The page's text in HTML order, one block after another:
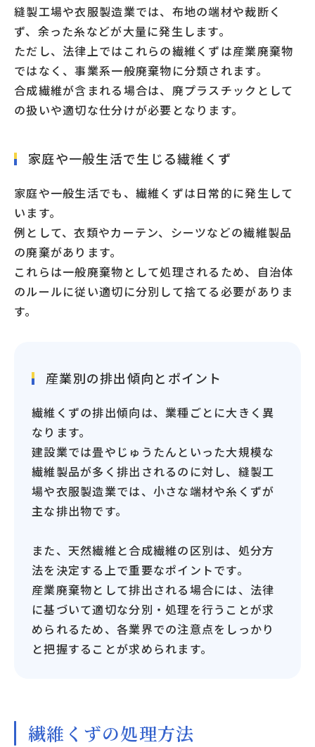
縫製工場や衣服製造業では、布地の端材や裁断く
ず、余った糸などが大量に発生します。
ただし、法律上ではこれらの繊維くずは産業廃棄物
ではなく、事業系一般廃棄物に分類されます。
合成繊維が含まれる場合は、廃プラスチックとして
の扱いや適切な仕分けが必要となります。
家庭や一般生活で生じる繊維くず
家庭や一般生活でも、繊維くずは日常的に発生して
います。
例として、衣類やカーテン、シーツなどの繊維製品
の廃棄があります。
これらは一般廃棄物として処理されるため、自治体
のルールに従い適切に分別して捨てる必要がありま
す。
産業別の排出傾向とポイント
繊維くずの排出傾向は、業種ごとに大きく異
なります。
建設業では畳やじゅうたんといった大規模な
繊維製品が多く排出されるのに対し、縫製工
場や衣服製造業では、小さな端材や糸くずが
主な排出物です。
また、天然繊維と合成繊維の区別は、処分方
法を決定する上で重要なポイントです。
産業廃棄物として排出される場合には、法律
に基づいて適切な分別・処理を行うことが求
められるため、各業界での注意点をしっかり
と把握することが求められます。
繊維くずの処理方法